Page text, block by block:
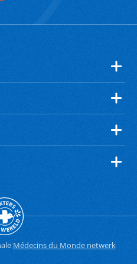
Médecins du Monde netwerk